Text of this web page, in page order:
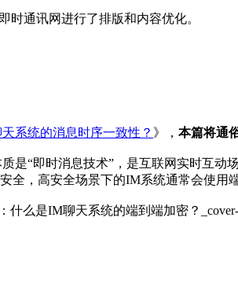
时通讯网进行了排版和内容优化。
系统的消息时序一致性？ 》， 本篇将通
是“即时消息技术”，是互联网实时互
全，高安全场景下的IM系统通常会使用